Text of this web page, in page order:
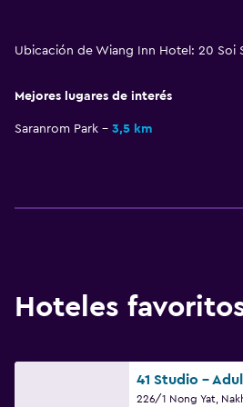
Ubicación de Wiang Inn Hotel: 20 Soi
Mejores lugares de interés
Saranrom Park 3,5 km
Hoteles
41 Studio -